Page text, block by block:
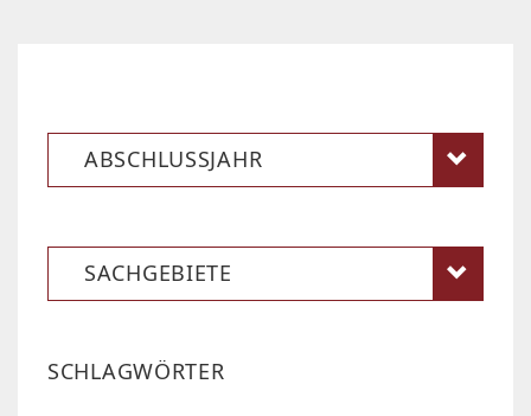
ABSCHLUSSJAHR
SACHGEBIETE
SCHLAGWÖRTER